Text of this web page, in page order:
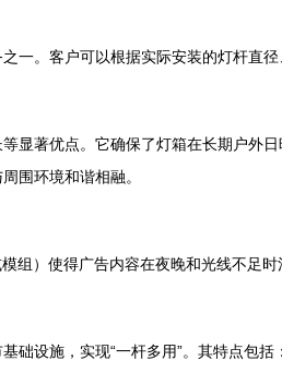
一。客户可以根据实际安装的灯杆直
显著优点。它确保了灯箱在长期户外日
围环境和谐相融。
组）使得广告内容在夜晚和光线不足
础设施，实现“一杆多用”。其特点包括：